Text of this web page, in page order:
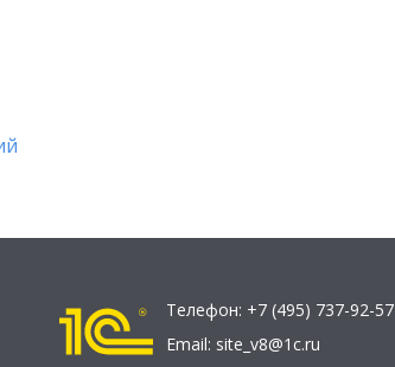
Телефон: +7 (495) 737-92-57
Email: site_v8@1c.ru